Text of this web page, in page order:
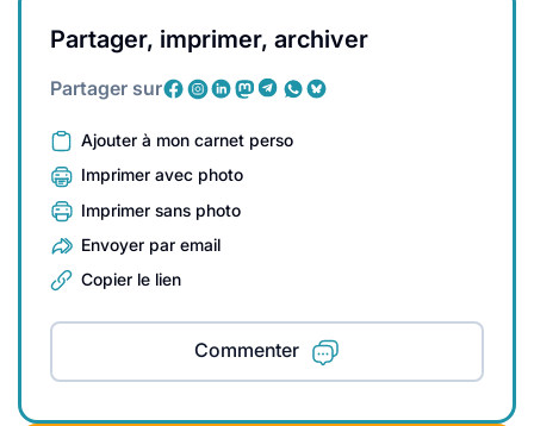
Partager, imprimer, archiver
Partager sur
Ajouter à mon carnet perso
Imprimer avec photo
Imprimer sans photo
Envoyer par email
Copier le lien
Commenter